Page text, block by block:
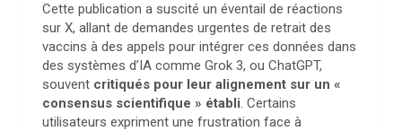
Cette publication a suscité un éventail de réactions
sur X, allant de demandes urgentes de retrait des
vaccins à des appels pour intégrer ces données dans
des systèmes d’IA comme Grok 3, ou ChatGPT,
souvent critiqués pour leur alignement sur un «
consensus scientifique » établi. Certains
utilisateurs expriment une frustration face à